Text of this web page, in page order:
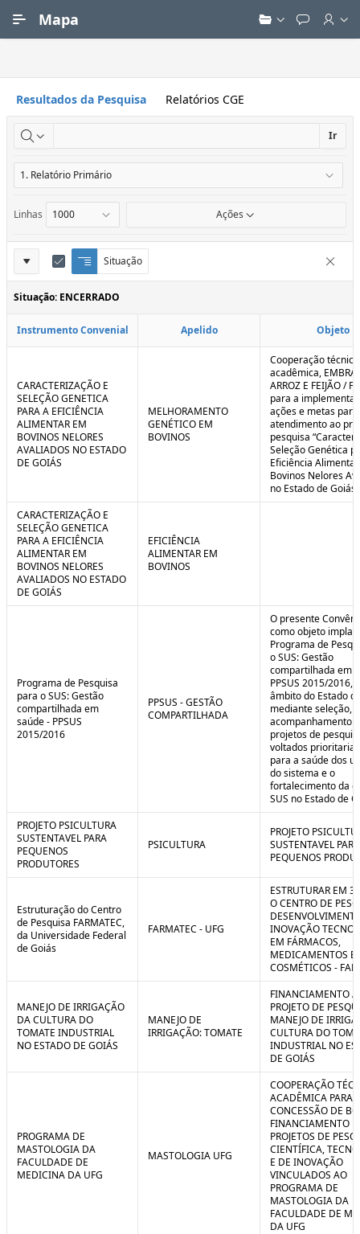
Mapa
Resultados da Pesquisa Relatórios CGE
Ir
Linhas Ações
Definições
do
Relatório
Situação
Q
u
e
b
a
o
n
l
t
u
o
E
d
i
t
r
t
r
r
Situação: ENCERRADO
Instrumento Convenial Apelido Objeto
CARACTERIZAÇÃO E
SELEÇÃO GENETICA
PARA A EFICIÊNCIA
ALIMENTAR EM
BOVINOS NELORES
AVALIADOS NO ESTADO
DE GOIÁS
MELHORAMENTO
GENÉTICO EM
BOVINOS
Cooperação
acadêmica,
ARROZ E FEIJÃO /
para a
ações e metas
atendimento ao
pesquisa
Seleção Genética
Eficiência
Bovinos Nelores
no Estado de
CARACTERIZAÇÃO E
SELEÇÃO GENETICA
PARA A EFICIÊNCIA
ALIMENTAR EM
BOVINOS NELORES
AVALIADOS NO ESTADO
DE GOIÁS
EFICIÊNCIA
ALIMENTAR EM
BOVINOS
Programa de Pesquisa
para o SUS: Gestão
compartilhada em
saúde - PPSUS
2015/2016
PPSUS - GESTÃO
COMPARTILHADA
O presente
como objeto
Programa de
o SUS: Gestão
compartilhada em
PPSUS 2015/2016,
âmbito do Estado
mediante seleção,
acompanhamento
projetos de
voltados
para a saúde dos
do sistema e o
fortalecimento da
SUS no Estado de
PROJETO PSICULTURA
SUSTENTAVEL PARA
PEQUENOS
PRODUTORES
PSICULTURA
PROJETO
SUSTENTAVEL PARA
PEQUENOS
Estruturação do Centro
de Pesquisa FARMATEC,
da Universidade Federal
de Goiás
FARMATEC - UFG
ESTRUTURAR EM
O CENTRO DE
INOVAÇÃO
EM FÁRMACOS,
MEDICAMENTOS E
COSMÉTICOS -
MANEJO DE IRRIGAÇÃO
DA CULTURA DO
TOMATE INDUSTRIAL
NO ESTADO DE GOIÁS
MANEJO DE
IRRIGAÇÃO: TOMATE
FINANCIAMENTO
PROJETO DE
MANEJO DE
CULTURA DO
INDUSTRIAL NO
DE GOIÁS
PROGRAMA DE
MASTOLOGIA DA
FACULDADE DE
MEDICINA DA UFG
MASTOLOGIA UFG
COOPERAÇÃO
ACADÊMICA PARA
CONCESSÃO DE
FINANCIAMENTO
PROJETOS DE
CIENTÍFICA,
E DE INOVAÇÃO
VINCULADOS AO
PROGRAMA DE
MASTOLOGIA DA
FACULDADE DE
DA UFG